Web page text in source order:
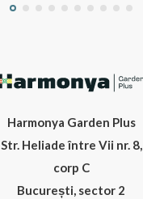
Harmonya Garden Plus
Str. Heliade între Vii nr. 8,
corp C
București, sector 2